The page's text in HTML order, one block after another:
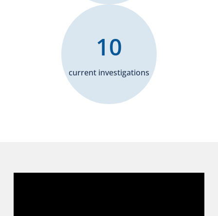
current investigations
10